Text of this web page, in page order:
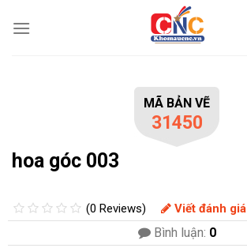
MÃ BẢN VẼ
31450
hoa góc 003
(0 Reviews) Viết đánh giá
Bình luận: 0